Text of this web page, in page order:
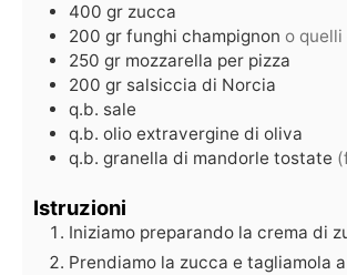
400 gr zucca
200 gr funghi champignon o
250 gr mozzarella per pizza
200 gr salsiccia di Norcia
q.b. sale
q.b. olio extravergine di oliva
q.b. granella di mandorle tostate
Istruzioni
Iniziamo preparando la crema di
Prendiamo la zucca e tagliamola